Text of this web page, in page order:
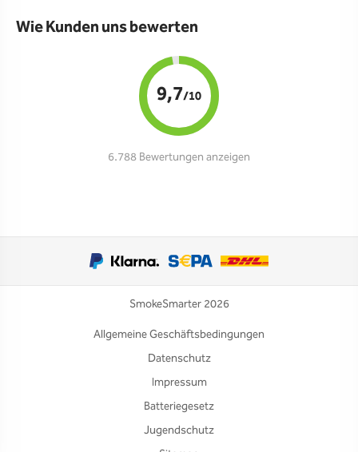
Wie Kunden uns bewerten
9,7/10
6.788 Bewertungen anzeigen
SmokeSmarter 2026
Allgemeine Geschäftsbedingungen
Datenschutz
Impressum
Batteriegesetz
Jugendschutz